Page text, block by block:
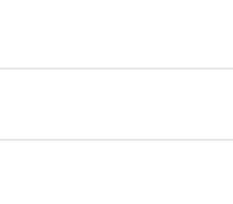
Wohnprojekt für ehemals